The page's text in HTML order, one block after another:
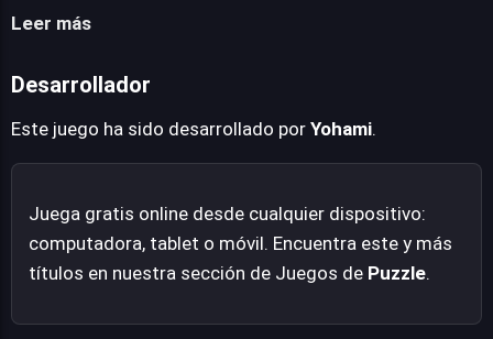
obtenida, sino que también puede generar
una carrera contrarreloj donde la habilidad y la
estrategia son clave para la victoria.
Usa estos potenciadores sabiamente para despejar el
colores adyacentes para crear combos, ya que estos te
potenciadores adicionales. No te desesperes si te
atascas en algún momento; cambia de estrategia o usa
continuar tu partida.
Leer más
Desarrollador
Este juego ha sido desarrollado por Yohami.
Juega gratis online desde cualquier dispositivo:
computadora, tablet o móvil. Encuentra este y más
títulos en nuestra sección de Juegos de Puzzle.